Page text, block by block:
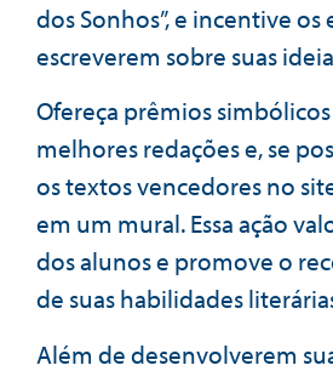
dos Sonhos”, e incentive os
escreverem sobre suas
Ofereça prêmios simbólicos
melhores redações e, se
os textos vencedores no
em um mural. Essa ação
dos alunos e promove o
de suas habilidades
Além de desenvolverem